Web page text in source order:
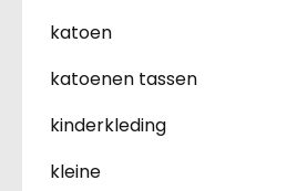
katoen
katoenen tassen
kinderkleding
kleine